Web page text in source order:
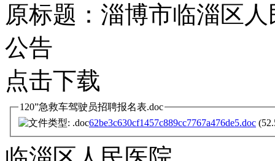
原标题：淄博市临淄区
公告
点击下载
120”急救车驾驶员招聘报名表.doc
62be3c630cf1457c889cc7767a476de5.doc